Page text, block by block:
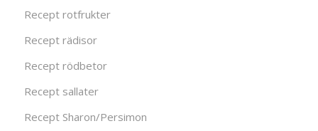
Recept rotfrukter
Recept rädisor
Recept rödbetor
Recept sallater
Recept Sharon/Persimon